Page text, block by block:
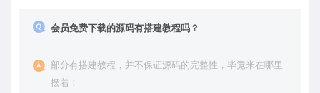
会员免费下载的源码有搭建教程吗？
部分有搭建教程，并不保证源码的完整性，毕竟米在哪里
摆着！